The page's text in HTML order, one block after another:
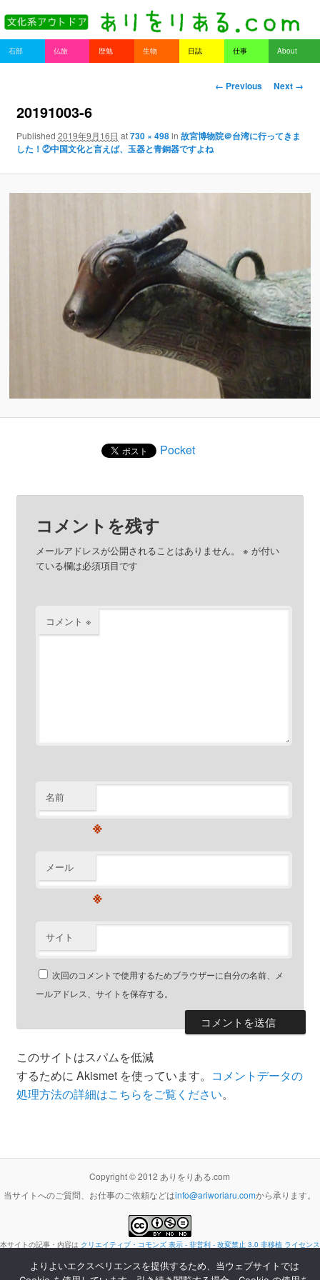
Main menu
Skip to primary content
Skip to secondary content
石部 仏旅 歴勉 生物 日誌 仕事 About
Image navigation
← Previous Next →
20191003-6
Published 2019年9月16日 at730 × 498in 故宮博物院＠台湾に行ってきま
した！②中国文化と言えば、玉器と青銅器ですよね
Pocket
コメントを残す
メールアドレスが公開されることはありません。 ※ が付い
ている欄は必須項目です
コメント ※
名前
※
メール
※
サイト
次回のコメントで使用するためブラウザーに自分の名前、メ
ールアドレス、サイトを保存する。
このサイトはスパムを低減
するために Akismet を使っています。 コメントデータの
処理方法の詳細はこちらをご覧ください。
Copyright © 2012 ありをりある.com
当サイトへのご質問、お仕事のご依頼などはinfo@ariworiaru.comから承ります。
本サイトの記事・内容は クリエイティブ・コモンズ 表示 - 非営利 - 改変禁止 3.0 非移植 ライセンス
Proudly powered by WordPress
よりよいエクスペリエンスを提供するため、当ウェブサイトでは